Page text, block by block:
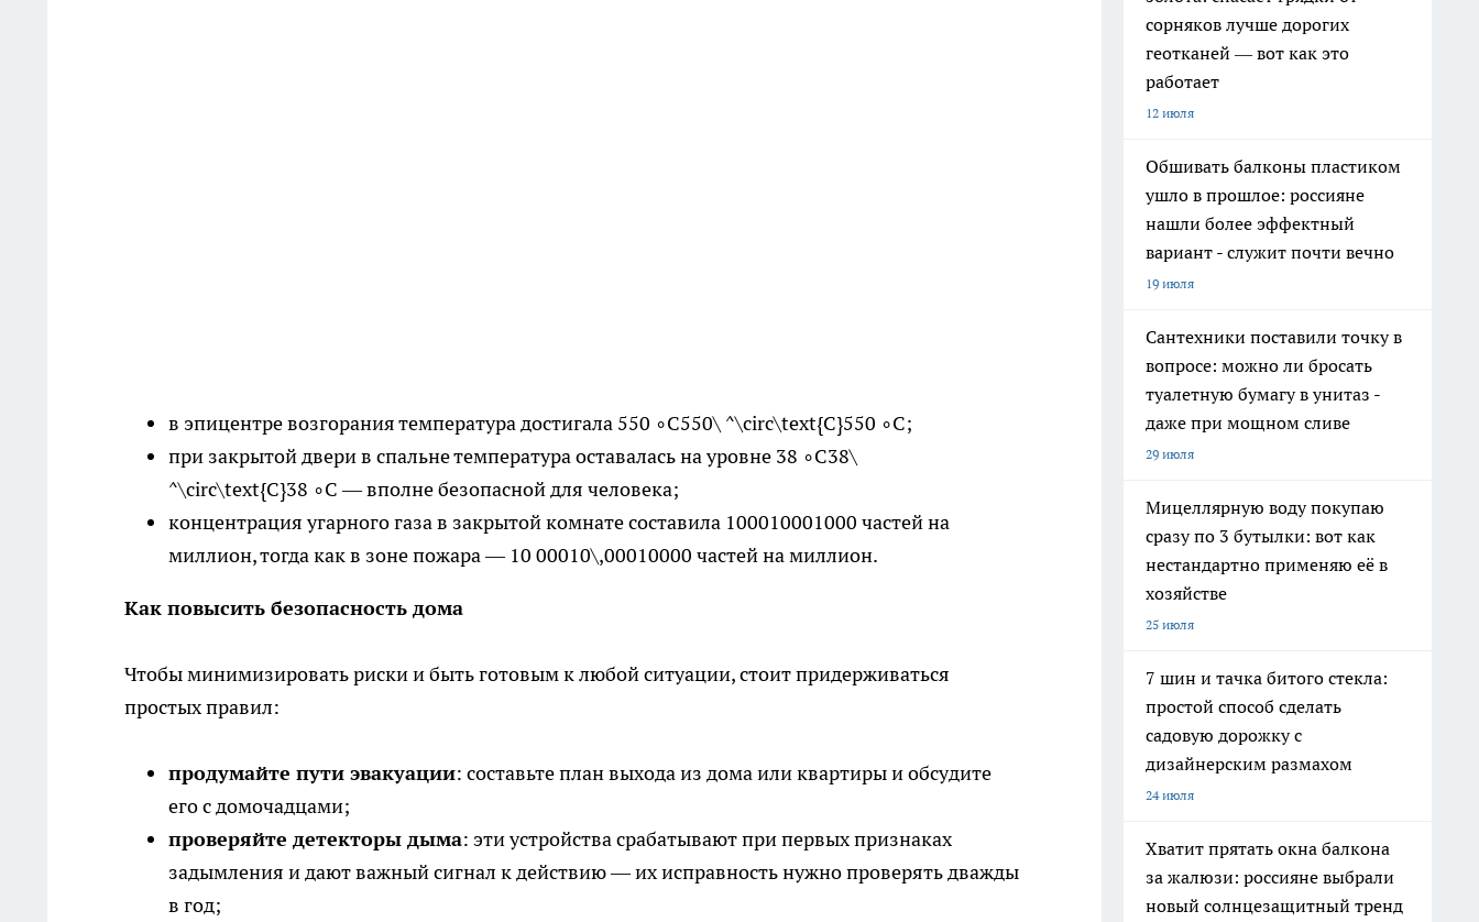
в эпицентре возгорания температура достигала 550 ∘C550\ ^\circ\text{C}550 ∘C;
при закрытой двери в спальне температура оставалась на уровне 38 ∘C38\
^\circ\text{C}38 ∘C — вполне безопасной для человека;
концентрация угарного газа в закрытой комнате составила 100010001000 частей на
миллион, тогда как в зоне пожара — 10 00010\,00010000 частей на миллион.
Как повысить безопасность дома
Чтобы минимизировать риски и быть готовым к любой ситуации, стоит придерживаться
простых правил:
продумайте пути эвакуации: составьте план выхода из дома или квартиры и обсудите
его с домочадцами;
проверяйте детекторы дыма: эти устройства срабатывают при первых признаках
задымления и дают важный сигнал к действию — их исправность нужно проверять дважды
в год;
сорняков лучше дорогих
геотканей — вот как это
работает
12 июля
Обшивать балконы пластиком
ушло в прошлое: россияне
нашли более эффектный
вариант - служит почти вечно
19 июля
Сантехники поставили точку в
вопросе: можно ли бросать
туалетную бумагу в унитаз -
даже при мощном сливе
29 июля
Мицеллярную воду покупаю
сразу по 3 бутылки: вот как
нестандартно применяю её в
хозяйстве
25 июля
7 шин и тачка битого стекла:
простой способ сделать
садовую дорожку с
дизайнерским размахом
24 июля
Хватит прятать окна балкона
за жалюзи: россияне выбрали
новый солнцезащитный тренд